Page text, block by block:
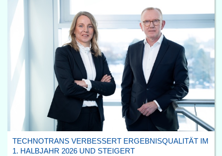
TECHNOTRANS VERBESSERT ERGEBNISQUALITÄT IM
1. HALBJAHR 2026 UND STEIGERT